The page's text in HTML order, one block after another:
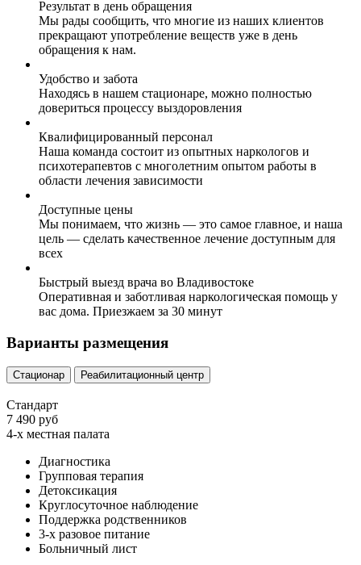
Результат в день обращения
Мы рады сообщить, что многие из наших клиентов
прекращают употребление веществ уже в день
обращения к нам.
Удобство и забота
Находясь в нашем стационаре, можно полностью
довериться процессу выздоровления
Квалифицированный персонал
Наша команда состоит из опытных наркологов и
психотерапевтов с многолетним опытом работы в
области лечения зависимости
Доступные цены
Мы понимаем, что жизнь — это самое главное, и наша
цель — сделать качественное лечение доступным для
всех
Быстрый выезд врача во Владивостоке
Оперативная и заботливая наркологическая помощь у
вас дома. Приезжаем за 30 минут
Варианты размещения
Стационар Реабилитационный центр
Стандарт
7 490 руб
4-х местная палата
Диагностика
Групповая терапия
Детоксикация
Круглосуточное наблюдение
Поддержка родственников
3-х разовое питание
Больничный лист